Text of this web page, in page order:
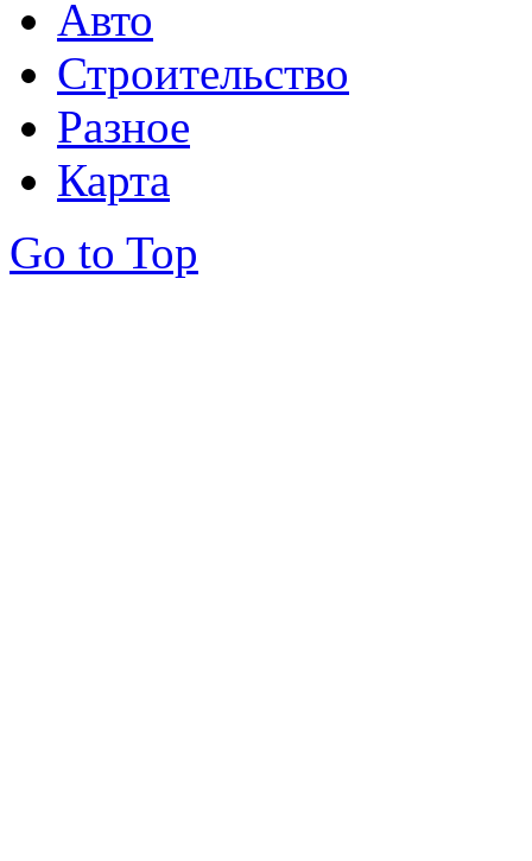
Авто
Строительство
Разное
Карта
Go to Top